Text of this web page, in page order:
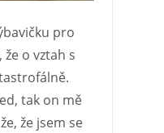
pro
o vztah s
tak on mě
že jsem se